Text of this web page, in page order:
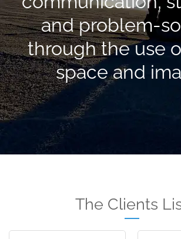
and problem-
through the use
space and
The Clients